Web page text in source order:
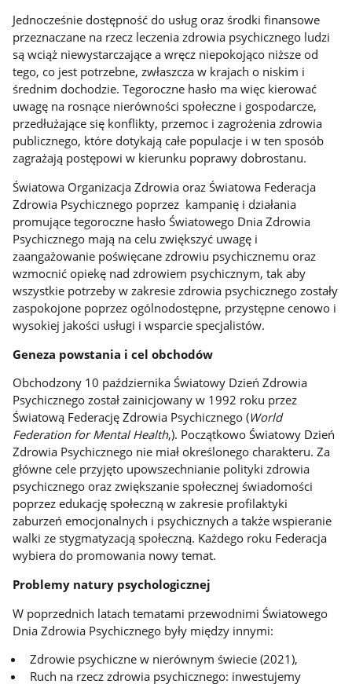
Jednocześnie dostępność do usług oraz środki finansowe
przeznaczane na rzecz leczenia zdrowia psychicznego ludzi
są wciąż niewystarczające a wręcz niepokojąco niższe od
tego, co jest potrzebne, zwłaszcza w krajach o niskim i
średnim dochodzie. Tegoroczne hasło ma więc kierować
uwagę na rosnące nierówności społeczne i gospodarcze,
przedłużające się konflikty, przemoc i zagrożenia zdrowia
publicznego, które dotykają całe populacje i w ten sposób
zagrażają postępowi w kierunku poprawy dobrostanu.
Światowa Organizacja Zdrowia oraz Światowa Federacja
Zdrowia Psychicznego poprzez kampanię i działania
promujące tegoroczne hasło Światowego Dnia Zdrowia
Psychicznego mają na celu zwiększyć uwagę i
zaangażowanie poświęcane zdrowiu psychicznemu oraz
wzmocnić opiekę nad zdrowiem psychicznym, tak aby
wszystkie potrzeby w zakresie zdrowia psychicznego zostały
zaspokojone poprzez ogólnodostępne, przystępne cenowo i
wysokiej jakości usługi i wsparcie specjalistów.
Geneza powstania i cel obchodów
Obchodzony 10 października Światowy Dzień Zdrowia
Psychicznego został zainicjowany w 1992 roku przez
Światową Federację Zdrowia Psychicznego (World
Federation for Mental Health,). Początkowo Światowy Dzień
Zdrowia Psychicznego nie miał określonego charakteru. Za
główne cele przyjęto upowszechnianie polityki zdrowia
psychicznego oraz zwiększanie społecznej świadomości
poprzez edukację społeczną w zakresie profilaktyki
zaburzeń emocjonalnych i psychicznych a także wspieranie
walki ze stygmatyzacją społeczną. Każdego roku Federacja
wybiera do promowania nowy temat.
Problemy natury psychologicznej
W poprzednich latach tematami przewodnimi Światowego
Dnia Zdrowia Psychicznego były między innymi:
Zdrowie psychiczne w nierównym świecie (2021),
Ruch na rzecz zdrowia psychicznego: inwestujemy